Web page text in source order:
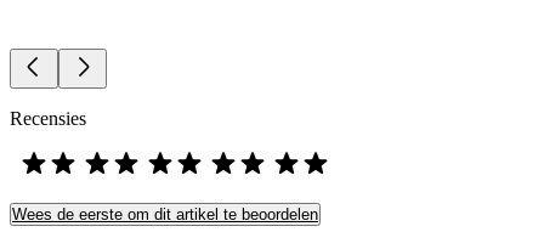
Recensies
Wees de eerste om dit artikel te beoordelen